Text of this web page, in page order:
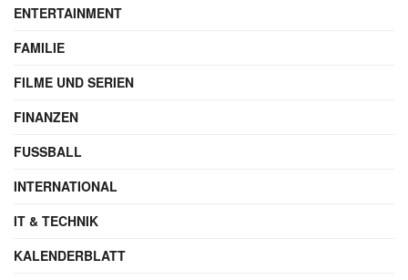
ENTERTAINMENT
FAMILIE
FILME UND SERIEN
FINANZEN
FUSSBALL
INTERNATIONAL
IT & TECHNIK
KALENDERBLATT